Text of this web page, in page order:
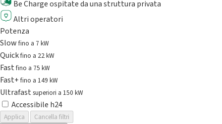
Be Charge ospitate da una struttura privata
Altri operatori
Potenza
Slowfino a 7 kW
Quickfino a 22 kW
Fastfino a 75 kW
Fast+fino a 149 kW
Ultrafast superiori a 150 kW
Accessibile h24
Applica
Cancella filtri